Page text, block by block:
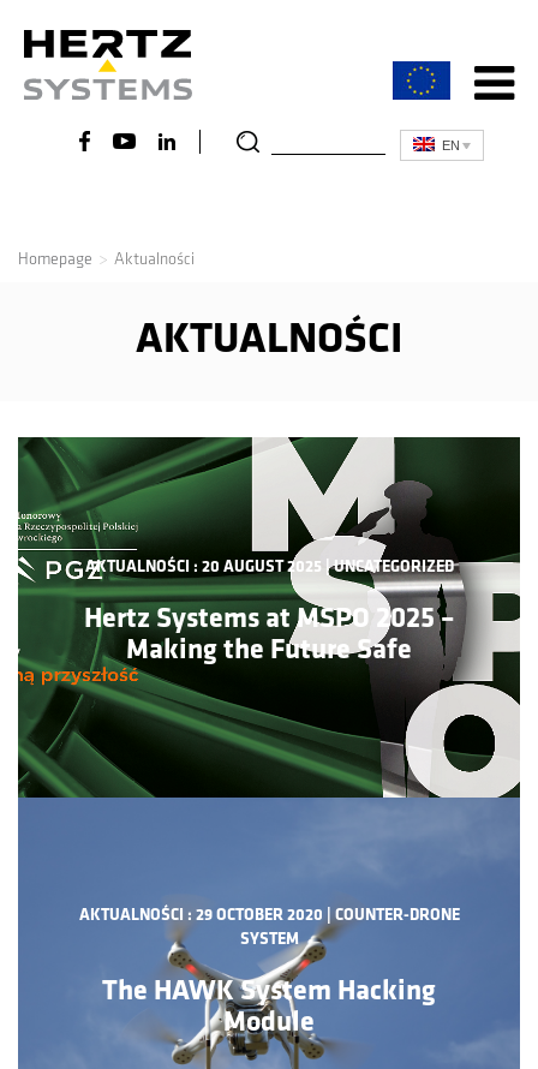
EN
Homepage Aktualności
AKTUALNOŚCI
AKTUALNOŚCI : 20 AUGUST 2025 | UNCATEGORIZED
Hertz Systems at MSPO 2025 –
Making the Future Safe
Hertz Systems at MSPO 2025 – Making
the Future Safe
AKTUALNOŚCI : 29 OCTOBER 2020 | COUNTER-DRONE
SYSTEM
The HAWK System Hacking
Module
The HAWK System Hacking Module
The number and type of drones in use…